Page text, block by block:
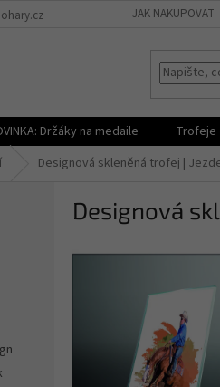
JAK NAKUPOVAT
Držáky na medaile Trofeje
Designová skleněná trofej |
Designová